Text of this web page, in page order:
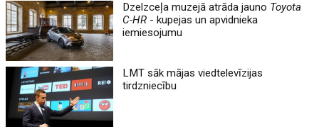
Dzelzceļa muzejā atrāda jauno Toyota
C-HR - kupejas un apvidnieka
iemiesojumu
LMT sāk mājas viedtelevīzijas
tirdzniecību